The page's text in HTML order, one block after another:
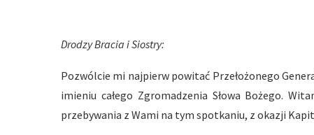
Drodzy Bracia i Siostry:
Pozwólcie mi najpierw powitać Przełożonego
imieniu całego Zgromadzenia Słowa Bożego.
przebywania z Wami na tym spotkaniu, z okazji